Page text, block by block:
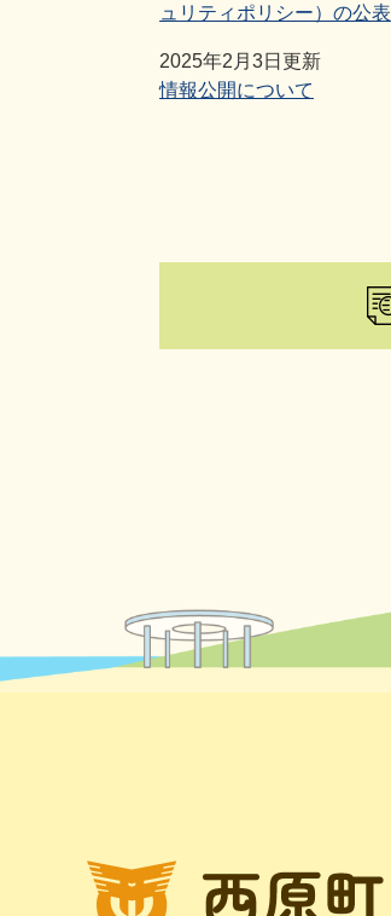
ュリティポリシー）の公表
2025年2月3日更新
情報公開について